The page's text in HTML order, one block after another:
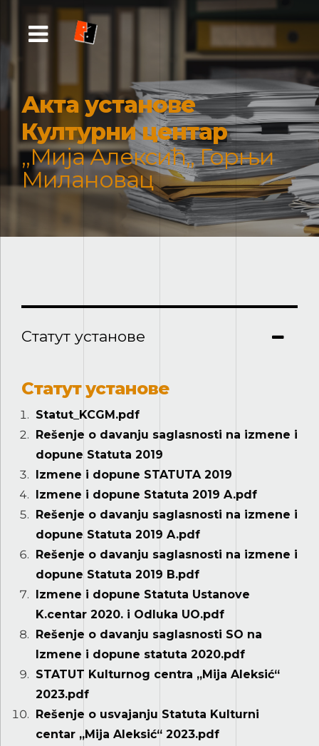
Акта установе
Културни центар
„Мија Алексић„ Горњи
Милановац
Статут установе
Статут установе
Statut_KCGM.pdf
Rešenje o davanju saglasnosti na izmene i
dopune Statuta 2019
Izmene i dopune STATUTA 2019
Izmene i dopune Statuta 2019 A.pdf
Rešenje o davanju saglasnosti na izmene i
dopune Statuta 2019 A.pdf
Rešenje o davanju saglasnosti na izmene i
dopune Statuta 2019 B.pdf
Izmene i dopune Statuta Ustanove
K.centar 2020. i Odluka UO.pdf
Rešenje o davanju saglasnosti SO na
Izmene i dopune statuta 2020.pdf
STATUT Kulturnog centra „Mija Aleksić“
2023.pdf
Rešenje o usvajanju Statuta Kulturni
centar „Mija Aleksić“ 2023.pdf